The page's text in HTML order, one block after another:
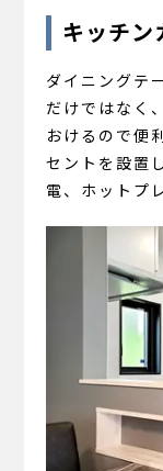
キッチン
ダイニングテ
だけではなく
おけるので便
セントを設置
電、ホットプ